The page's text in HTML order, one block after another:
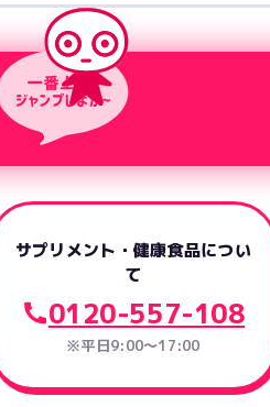
サプリメント・健康食品につい
て
0120-557-108
※平日9:00～17:00